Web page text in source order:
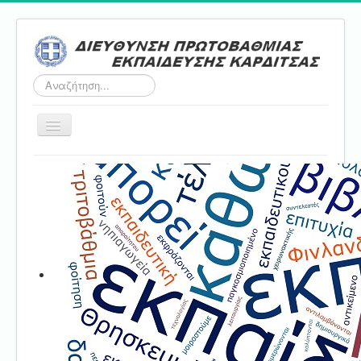
Αναζήτηση...
Εναλλαγή
Αρχική
Τμήμα Α'
Τμήμα Β'
Τμήμα Γ'
Τμήμα Δ'
Τμήμα E'
Επικοινωνία